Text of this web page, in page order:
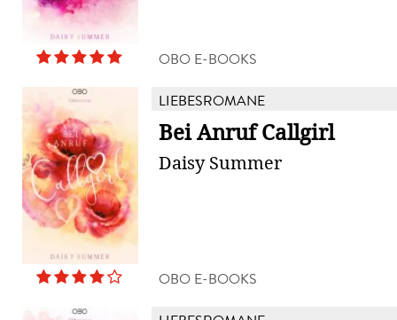
OBO E-BOOKS
LIEBESROMANE
Bei Anruf Callgirl
Daisy Summer
OBO E-BOOKS